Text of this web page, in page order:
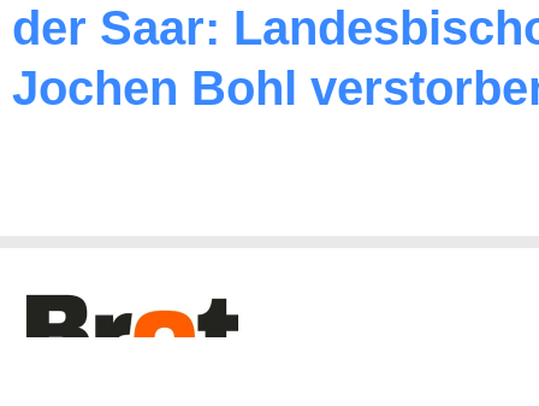
der Saar:
Jochen Bohl